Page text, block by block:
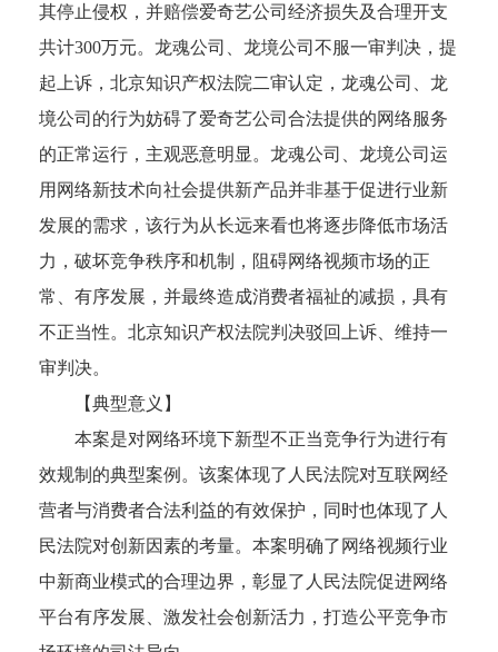
其停止侵权，并赔偿爱奇艺公司经济损失及合理开支
共计300万元。龙魂公司、龙境公司不服一审判决，提
起上诉，北京知识产权法院二审认定，龙魂公司、龙
境公司的行为妨碍了爱奇艺公司合法提供的网络服务
的正常运行，主观恶意明显。龙魂公司、龙境公司运
用网络新技术向社会提供新产品并非基于促进行业新
发展的需求，该行为从长远来看也将逐步降低市场活
力，破坏竞争秩序和机制，阻碍网络视频市场的正
常、有序发展，并最终造成消费者福祉的减损，具有
不正当性。北京知识产权法院判决驳回上诉、维持一
审判决。
【典型意义】
本案是对网络环境下新型不正当竞争行为进行有
效规制的典型案例。该案体现了人民法院对互联网经
营者与消费者合法利益的有效保护，同时也体现了人
民法院对创新因素的考量。本案明确了网络视频行业
中新商业模式的合理边界，彰显了人民法院促进网络
平台有序发展、激发社会创新活力，打造公平竞争市